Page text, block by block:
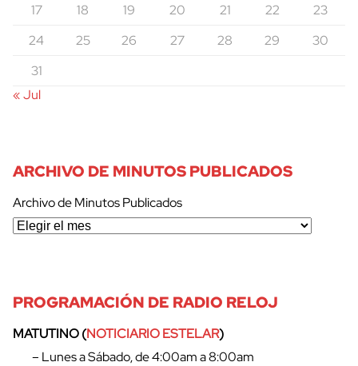
17
18 19 20 21 22
23
24
25 26 27 28 29
30
31
« Jul
ARCHIVO DE MINUTOS PUBLICADOS
Archivo de Minutos Publicados
PROGRAMACIÓN DE RADIO RELOJ
MATUTINO (NOTICIARIO ESTELAR)
– Lunes a Sábado, de 4:00am a 8:00am